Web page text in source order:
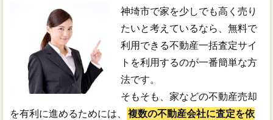
神埼市で家を少しでも高く売り
たいと考えているなら、無料で
利用できる不動産一括査定サイ
トを利用するのが一番簡単な方
法です。
そもそも、家などの不動産売却
を有利に進めるためには、
複数の不動産会社に査定を依